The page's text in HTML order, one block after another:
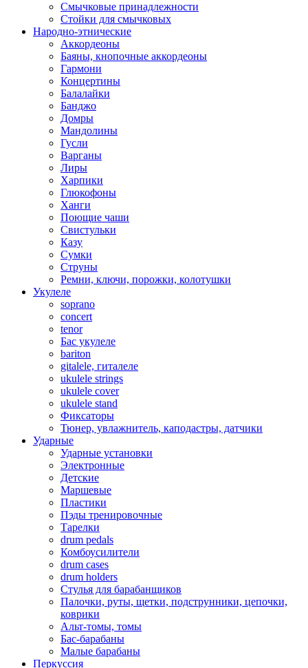
Смычковые принадлежности
Стойки для смычковых
Народно-этнические
Аккордеоны
Баяны, кнопочные аккордеоны
Гармони
Концертины
Балалайки
Банджо
Домры
Мандолины
Гусли
Варганы
Лиры
Харпики
Глюкофоны
Ханги
Поющие чаши
Свистульки
Казу
Сумки
Струны
Ремни, ключи, порожки, колотушки
Укулеле
soprano
concert
tenor
Бас укулеле
bariton
gitalele, гиталеле
ukulele strings
ukulele cover
ukulele stand
Фиксаторы
Тюнер, увлажнитель, каподастры, датчики
Ударные
Ударные установки
Электронные
Детские
Маршевые
Пластики
Пэды тренировочные
Тарелки
drum pedals
Комбоусилители
drum cases
drum holders
Стулья для барабанщиков
Палочки, руты, щетки, подструнники, цепочки,
коврики
Альт-томы, томы
Бас-барабаны
Малые барабаны
Перкуссия